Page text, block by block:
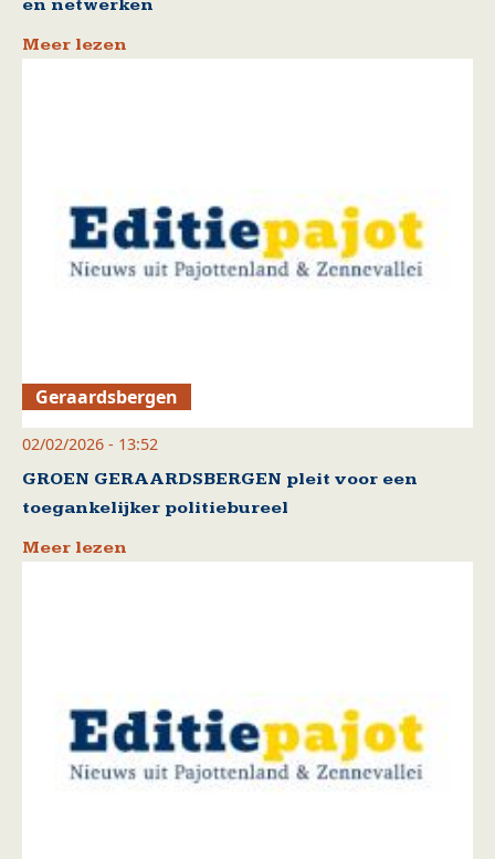
en netwerken
Meer lezen
Geraardsbergen
02/02/2026 - 13:52
GROEN GERAARDSBERGEN pleit voor een
toegankelijker politiebureel
Meer lezen